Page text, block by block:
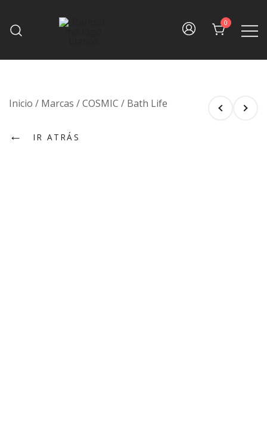
content
Baníssimo
Fine bath design
0
Inicio / Marcas /COSMIC / Bath Life
← IR ATRÁS